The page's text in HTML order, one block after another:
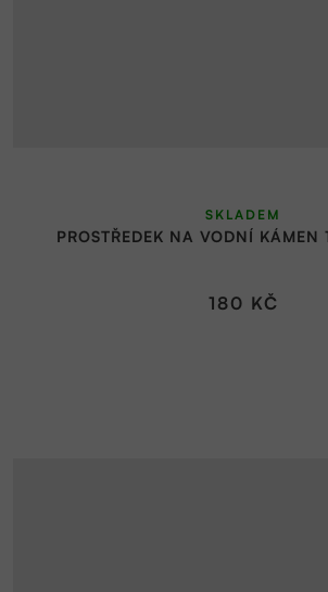
PROSTŘEDEK NA VODNÍ KÁMEN
SKLADEM
180 KČ